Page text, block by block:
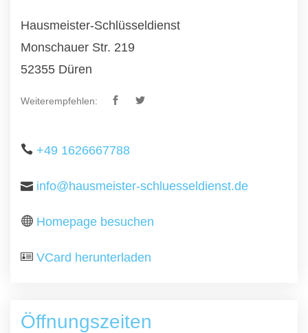
Hausmeister-Schlüsseldienst
Monschauer Str. 219
52355 Düren
Weiterempfehlen:
+49 1626667788
info@hausmeister-schluesseldienst.de
Homepage besuchen
VCard herunterladen
Öffnungszeiten